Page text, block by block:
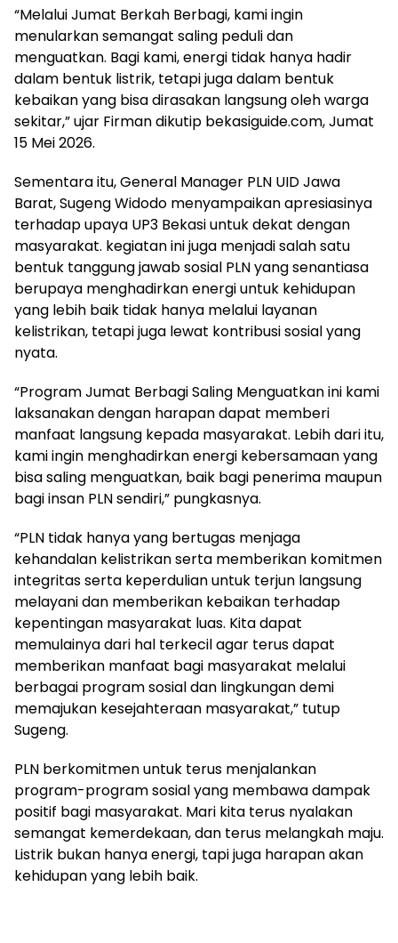
“Melalui Jumat Berkah Berbagi, kami ingin
menularkan semangat saling peduli dan
menguatkan. Bagi kami, energi tidak hanya hadir
dalam bentuk listrik, tetapi juga dalam bentuk
kebaikan yang bisa dirasakan langsung oleh warga
sekitar,” ujar Firman dikutip bekasiguide.com, Jumat
15 Mei 2026.
Sementara itu, General Manager PLN UID Jawa
Barat, Sugeng Widodo menyampaikan apresiasinya
terhadap upaya UP3 Bekasi untuk dekat dengan
masyarakat. kegiatan ini juga menjadi salah satu
bentuk tanggung jawab sosial PLN yang senantiasa
berupaya menghadirkan energi untuk kehidupan
yang lebih baik tidak hanya melalui layanan
kelistrikan, tetapi juga lewat kontribusi sosial yang
nyata.
“Program Jumat Berbagi Saling Menguatkan ini kami
laksanakan dengan harapan dapat memberi
manfaat langsung kepada masyarakat. Lebih dari itu,
kami ingin menghadirkan energi kebersamaan yang
bisa saling menguatkan, baik bagi penerima maupun
bagi insan PLN sendiri,” pungkasnya.
“PLN tidak hanya yang bertugas menjaga
kehandalan kelistrikan serta memberikan komitmen
integritas serta keperdulian untuk terjun langsung
melayani dan memberikan kebaikan terhadap
kepentingan masyarakat luas. Kita dapat
memulainya dari hal terkecil agar terus dapat
memberikan manfaat bagi masyarakat melalui
berbagai program sosial dan lingkungan demi
memajukan kesejahteraan masyarakat,” tutup
Sugeng.
PLN berkomitmen untuk terus menjalankan
program-program sosial yang membawa dampak
positif bagi masyarakat. Mari kita terus nyalakan
semangat kemerdekaan, dan terus melangkah maju.
Listrik bukan hanya energi, tapi juga harapan akan
kehidupan yang lebih baik.